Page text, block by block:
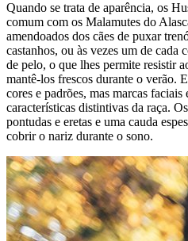
Quando se trata de aparência, os
comum com os Malamutes do
amendoados dos cães de puxar
castanhos, ou às vezes um de cada
de pelo, o que lhes permite resistir
mantê-los frescos durante o verão.
cores e padrões, mas marcas faciais
características distintivas da raça.
pontudas e eretas e uma cauda
cobrir o nariz durante o sono.